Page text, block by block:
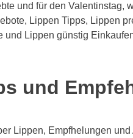
und für den Valentinstag,
Lippen Tipps, Lippen
und Lippen günstig
und
Lippen, Empfhelungen und